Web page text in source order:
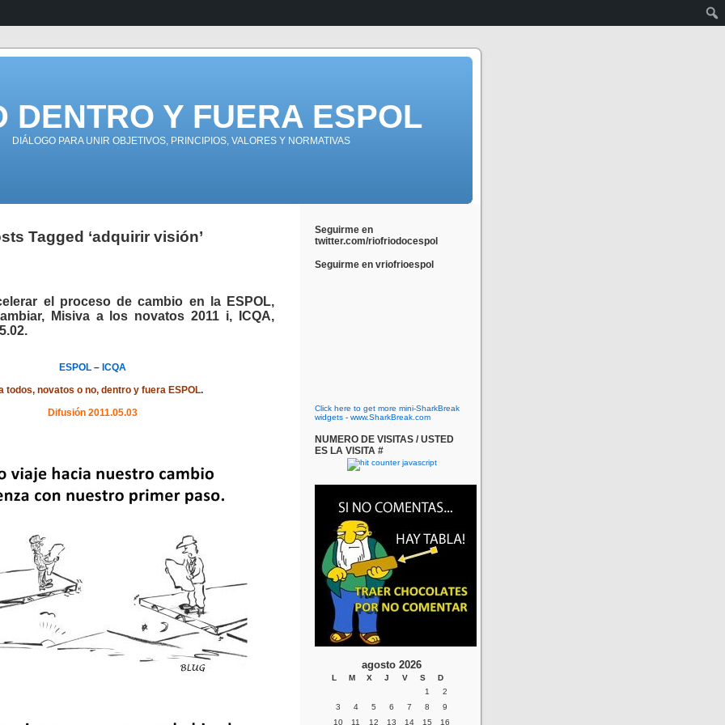
DENTRO Y FUERA ESPOL
DIÁLOGO PARA UNIR OBJETIVOS, PRINCIPIOS, VALORES Y NORMATIVAS
Tagged ‘adquirir visión’
el proceso de cambio en la ESPOL,
Misiva a los novatos 2011 i, ICQA,
ESPOL – ICQA
todos, novatos o no, dentro y fuera ESPOL.
Difusión 2011.05.03
Seguirme en
twitter.com/riofriodocespol
Seguirme en vriofrioespol
Click here to get more mini-SharkBreak
widgets - www.SharkBreak.com
NUMERO DE VISITAS / USTED
ES LA VISITA #
agosto 2026
L M X J V S
D
1
2
3
4 5 6 7 8
9
10
11 12 13 14 15 16